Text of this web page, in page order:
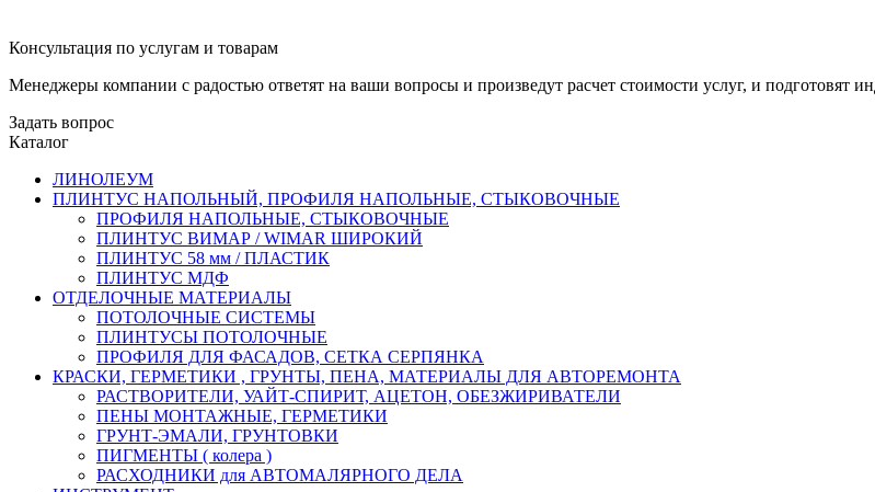
Консультация по услугам и товарам
Менеджеры компании с радостью ответят на ваши вопросы и произведут расчет стоимости услуг, и подготовят
Задать вопрос
Каталог
ЛИНОЛЕУМ
ПЛИНТУС НАПОЛЬНЫЙ, ПРОФИЛЯ НАПОЛЬНЫЕ, СТЫКОВОЧНЫЕ
ПРОФИЛЯ НАПОЛЬНЫЕ, СТЫКОВОЧНЫЕ
ПЛИНТУС ВИМАР / WIMAR ШИРОКИЙ
ПЛИНТУС 58 мм / ПЛАСТИК
ПЛИНТУС МДФ
ОТДЕЛОЧНЫЕ МАТЕРИАЛЫ
ПОТОЛОЧНЫЕ СИСТЕМЫ
ПЛИНТУСЫ ПОТОЛОЧНЫЕ
ПРОФИЛЯ ДЛЯ ФАСАДОВ, СЕТКА СЕРПЯНКА
КРАСКИ, ГЕРМЕТИКИ , ГРУНТЫ, ПЕНА, МАТЕРИАЛЫ ДЛЯ АВТОРЕМОНТА
РАСТВОРИТЕЛИ, УАЙТ-СПИРИТ, АЦЕТОН, ОБЕЗЖИРИВАТЕЛИ
ПЕНЫ МОНТАЖНЫЕ, ГЕРМЕТИКИ
ГРУНТ-ЭМАЛИ, ГРУНТОВКИ
ПИГМЕНТЫ ( колера )
РАСХОДНИКИ для АВТОМАЛЯРНОГО ДЕЛА